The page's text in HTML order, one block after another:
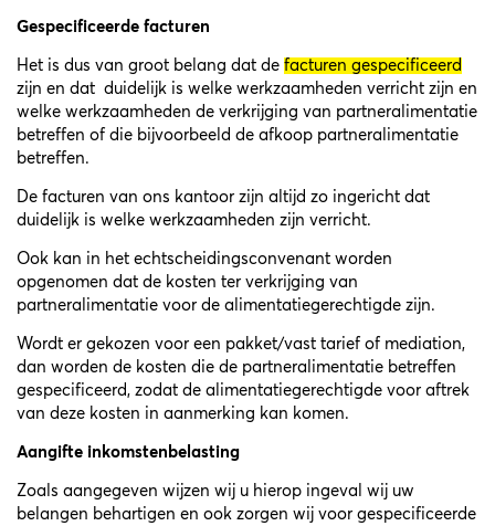
Gespecificeerde facturen
Het is dus van groot belang dat de facturen gespecificeerd
zijn en dat duidelijk is welke werkzaamheden verricht zijn en
welke werkzaamheden de verkrijging van partneralimentatie
betreffen of die bijvoorbeeld de afkoop partneralimentatie
betreffen.
De facturen van ons kantoor zijn altijd zo ingericht dat
duidelijk is welke werkzaamheden zijn verricht.
Ook kan in het echtscheidingsconvenant worden
opgenomen dat de kosten ter verkrijging van
partneralimentatie voor de alimentatiegerechtigde zijn.
Wordt er gekozen voor een pakket/vast tarief of mediation,
dan worden de kosten die de partneralimentatie betreffen
gespecificeerd, zodat de alimentatiegerechtigde voor aftrek
van deze kosten in aanmerking kan komen.
Aangifte inkomstenbelasting
Zoals aangegeven wijzen wij u hierop ingeval wij uw
belangen behartigen en ook zorgen wij voor gespecificeerde